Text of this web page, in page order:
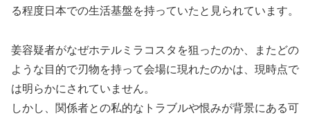
る程度日本での生活基盤を持っていたと見られています。
姜容疑者がなぜホテルミラコスタを狙ったのか、またどの
ような目的で刃物を持って会場に現れたのかは、現時点で
は明らかにされていません。
しかし、関係者との私的なトラブルや恨みが背景にある可